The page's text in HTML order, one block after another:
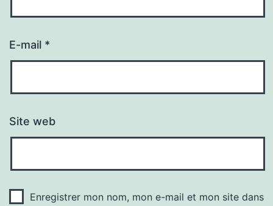
E-mail *
Site web
Enregistrer mon nom, mon e-mail et mon site dans